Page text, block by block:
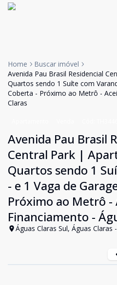
Home
Buscar imóvel
Avenida Pau Brasil Residencial
Quartos sendo 1 Suíte com
Coberta - Próximo ao Metrô -
Claras
Avenida Pau Brasil
Central Park |
Quartos sendo 1
- e 1 Vaga de
Próximo ao Metrô -
Financiamento -
Águas Claras Sul, Águas Claras